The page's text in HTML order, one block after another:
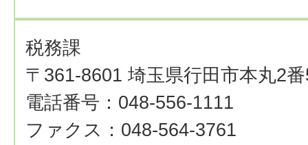
税務課
〒361-8601 埼玉県行田市本丸2
電話番号：048-556-1111
ファクス：048-564-3761